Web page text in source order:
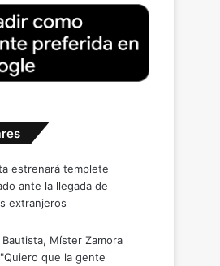
estrenará templete
ante la llegada de
extranjeros
Bautista, Míster Zamora
que la gente